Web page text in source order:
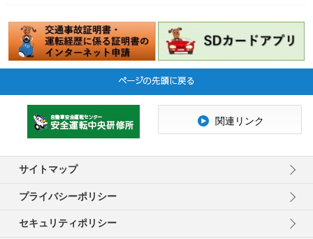
サイトマップ
プライバシーポリシー
セキュリティポリシー
関連リンク